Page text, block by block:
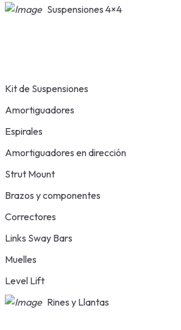
Suspensiones 4×4
Kit de Suspensiones
Amortiguadores
Espirales
Amortiguadores en dirección
Strut Mount
Brazos y componentes
Correctores
Links Sway Bars
Muelles
Level Lift
Rines y Llantas